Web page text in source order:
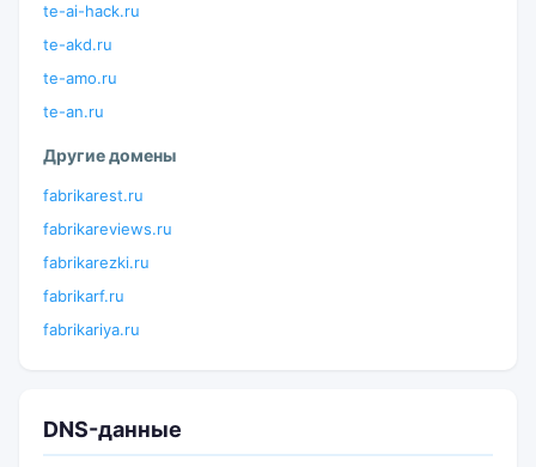
te-ai-hack.ru
te-akd.ru
te-amo.ru
te-an.ru
Другие домены
fabrikarest.ru
fabrikareviews.ru
fabrikarezki.ru
fabrikarf.ru
fabrikariya.ru
DNS-данные